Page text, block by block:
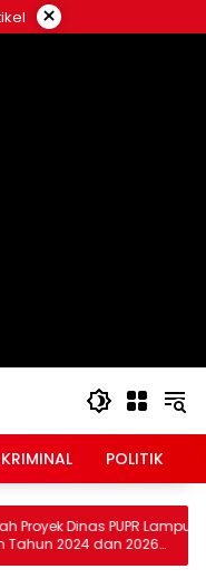
×
POLITIK
Dinas PUPR Lampung
2024 dan 2026
KAMPUD Ke Kejati